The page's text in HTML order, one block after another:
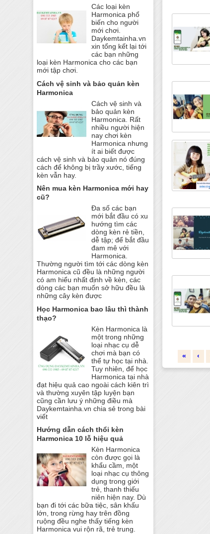
« ‹
Các loại kèn
Harmonica phổ
biến cho người
mới chơi.
Daykemtainha.vn
xin tổng kết lại tới
các bạn những
loại kèn Harmonica cho các bạn
mới tập chơi.
Cách vệ sinh và bảo quản kèn
Harmonica
Cách vệ sinh và
bảo quản kèn
Harmonica. Rất
nhiều người hiện
nay chơi kèn
Harmonica nhưng
ít ai biết được
cách vệ sinh và bảo quản nó đúng
cách để không bị trầy xước, tiếng
kèn vẫn hay.
Nên mua kèn Harmonica mới hay
cũ?
Đa số các bạn
mới bắt đầu có xu
hướng tìm các
dòng kèn rẻ tiền,
dễ tập; để bắt đầu
đam mê với
Harmonica.
Thường người tìm tới các dòng kèn
Harmonica cũ đều là những người
có am hiểu nhất định về kèn, các
dòng các bạn muốn sở hữu đều là
những cây kèn được
Học Harmonica bao lâu thì thành
thạo?
Kèn Harmonica là
một trong những
loại nhạc cụ dễ
chơi mà bạn có
thể tự học tại nhà.
Tuy nhiên, để học
Harmonica tại nhà
đạt hiệu quả cao ngoài cách kiên trì
và thường xuyên tập luyện bạn
cũng cần lưu ý những điều mà
Daykemtainha.vn chia sẻ trong bài
viết
Hướng dẫn cách thổi kèn
Harmonica 10 lỗ hiệu quả
Kèn Harmonica
còn được gọi là
khẩu cầm, một
loại nhạc cụ thông
dụng trong giới
trẻ, thanh thiếu
niên hiện nay. Dù
bạn đi tới các bữa tiệc, sân khấu
lớn, trong rừng hay trên đồng
ruộng đều nghe thấy tiếng kèn
Harmonica vui rộn rã, trẻ trung.